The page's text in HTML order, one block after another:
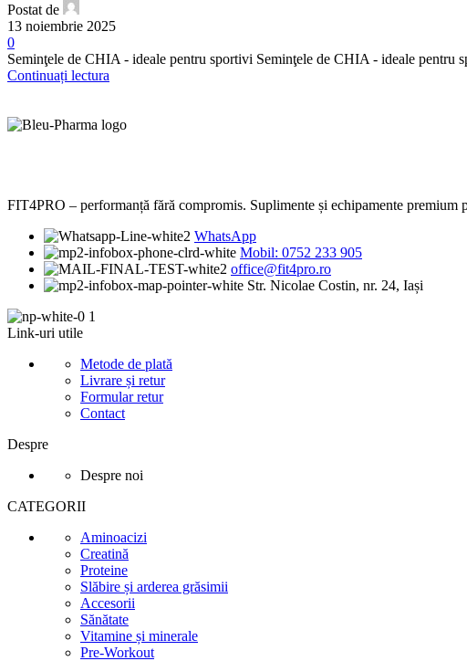
Postat de
13 noiembrie 2025
0
Seminţele de CHIA - ideale pentru sportivi Seminţele de CHIA - ideale pentru
Continuați lectura
FIT4PRO – performanță fără compromis. Suplimente și echipamente premium
WhatsApp
Mobil: 0752 233 905
office@fit4pro.ro
Str. Nicolae Costin, nr. 24, Iași
Link-uri utile
Metode de plată
Livrare și retur
Formular retur
Contact
Despre
Despre noi
CATEGORII
Aminoacizi
Creatină
Proteine
Slăbire și arderea grăsimii
Accesorii
Sănătate
Vitamine și minerale
Pre-Workout